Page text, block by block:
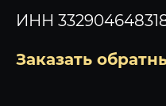
ИНН
Заказать